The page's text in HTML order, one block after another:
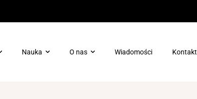
Nauka O nas Wiadomości Kontakt